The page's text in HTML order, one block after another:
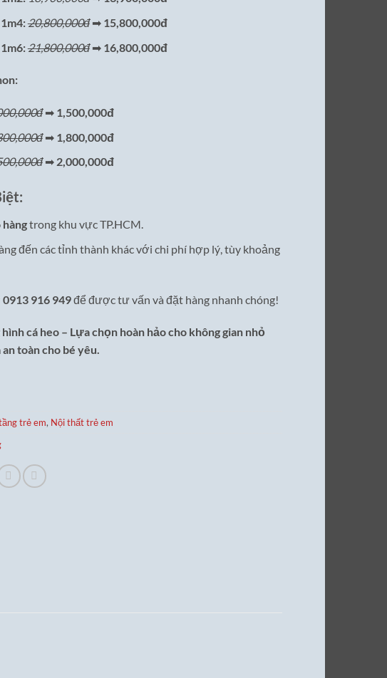
20,800,000đ➡ 15,800,000đ
21,800,000đ➡ 16,800,000đ
➡ 1,500,000đ
➡ 1,800,000đ
➡ 2,000,000đ
trong khu vực TP.HCM.
đến các tỉnh thành khác với chi phí hợp lý, tùy khoảng
0913 916 949để được tư vấn và đặt hàng nhanh chóng!
cá heo – Lựa chọn hoàn hảo cho không gian nhỏ
toàn cho bé yêu.
trẻ em, Nội thất trẻ em